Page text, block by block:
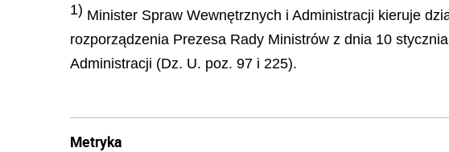
1) Minister Spraw Wewnętrznych i Administracji kieruje
rozporządzenia Prezesa Rady Ministrów z dnia 10 stycznia
Administracji (Dz. U. poz. 97 i 225).
Metryka